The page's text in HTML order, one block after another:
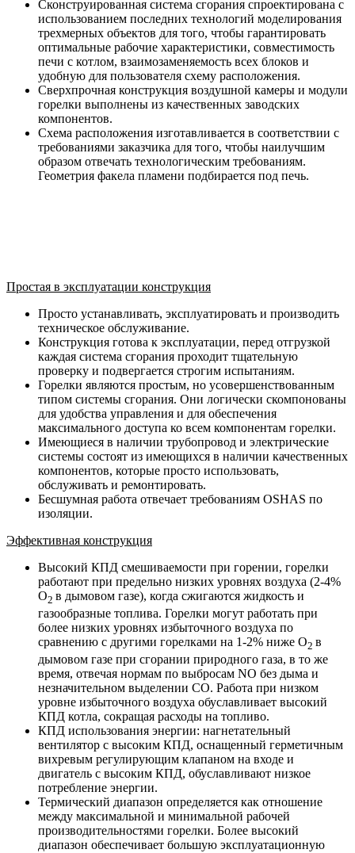
Сконструированная система сгорания спроектирована с
использованием последних технологий моделирования
трехмерных объектов для того, чтобы гарантировать
оптимальные рабочие характеристики, совместимость
печи с котлом, взаимозаменяемость всех блоков и
удобную для пользователя схему расположения.
Сверхпрочная конструкция воздушной камеры и модули
горелки выполнены из качественных заводских
компонентов.
Схема расположения изготавливается в соответствии с
требованиями заказчика для того, чтобы наилучшим
образом отвечать технологическим требованиям.
Геометрия факела пламени подбирается под печь.
Простая в эксплуатации конструкция
Просто устанавливать, эксплуатировать и производить
техническое обслуживание.
Конструкция готова к эксплуатации, перед отгрузкой
каждая система сгорания проходит тщательную
проверку и подвергается строгим испытаниям.
Горелки являются простым, но усовершенствованным
типом системы сгорания. Они логически скомпонованы
для удобства управления и для обеспечения
максимального доступа ко всем компонентам горелки.
Имеющиеся в наличии трубопровод и электрические
системы состоят из имеющихся в наличии качественных
компонентов, которые просто использовать,
обслуживать и ремонтировать.
Бесшумная работа отвечает требованиям OSHAS по
изоляции.
Эффективная конструкция
Высокий КПД смешиваемости при горении, горелки
работают при предельно низких уровнях воздуха (2-4%
O2 в дымовом газе), когда сжигаются жидкость и
газообразные топлива. Горелки могут работать при
более низких уровнях избыточного воздуха по
сравнению с другими горелками на 1-2% ниже O2 в
дымовом газе при сгорании природного газа, в то же
время, отвечая нормам по выбросам NO без дыма и
незначительном выделении CO. Работа при низком
уровне избыточного воздуха обуславливает высокий
КПД котла, сокращая расходы на топливо.
КПД использования энергии: нагнетательный
вентилятор с высоким КПД, оснащенный герметичным
вихревым регулирующим клапаном на входе и
двигатель с высоким КПД, обуславливают низкое
потребление энергии.
Термический диапазон определяется как отношение
между максимальной и минимальной рабочей
производительностями горелки. Более высокий
диапазон обеспечивает большую эксплуатационную